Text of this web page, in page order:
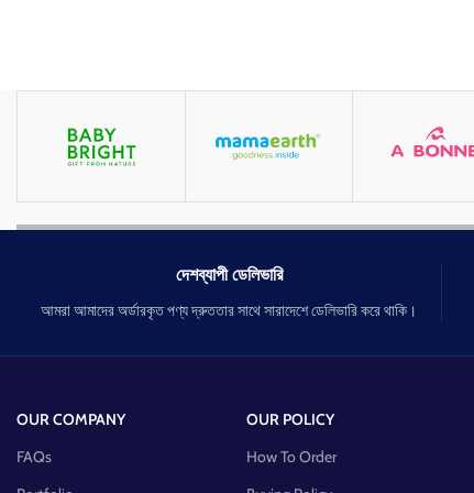
দেশব্যাপী ডেলিভারি
আমরা আমাদের অর্ডারকৃত পণ্য দ্রুততার সাথে সারাদেশে ডেলিভারি করে থাকি।
OUR COMPANY
FAQs
OUR POLICY
How To Order